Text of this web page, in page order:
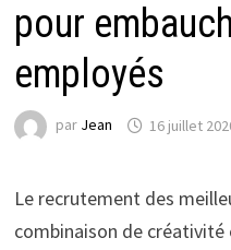
pour
employés
par Jean 16 juillet
Le recrutement des
combinaison de créativité